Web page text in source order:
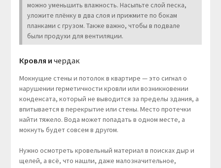
можно уменьшить влажность. Насыпьте слой песка,
уложите плёнку в два слоя и прижмите по бокам
планками с грузом. Также важно, чтобы в подвале
были продухи для вентиляции.
Кровля и чердак
Мокнущие стены и потолок в квартире — это сигнал о
нарушении герметичности кровли или возникновении
конденсата, который не выводится за пределы здания, а
впитывается в перекрытие или стены. Место протечки
найти тяжело. Вода может попадать в одном месте, а
мокнуть будет совсем в другом.
Нужно осмотреть кровельный материал в поисках дыр и
щелей, а всё, что нашли, даже малозначительное,